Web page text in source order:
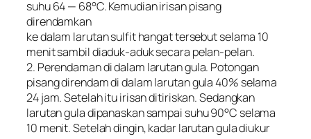
suhu 64 — 68°C. Kemudian irisan pisang
direndamkan
ke dalam larutan sulfit hangat tersebut selama 10
menit sambil diaduk-aduk secara pelan-pelan.
2. Perendaman di dalam larutan gula. Potongan
pisang direndam di dalam larutan gula 40% selama
24 jam. Setelah itu irisan ditiriskan. Sedangkan
larutan gula dipanaskan sampai suhu 90°C selama
10 menit. Setelah dingin, kadar larutan gula diukur